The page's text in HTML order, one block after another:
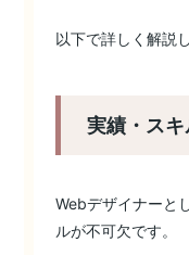
以下で詳しく解説
実績・ス
Webデザイナーと
ルが不可欠です。